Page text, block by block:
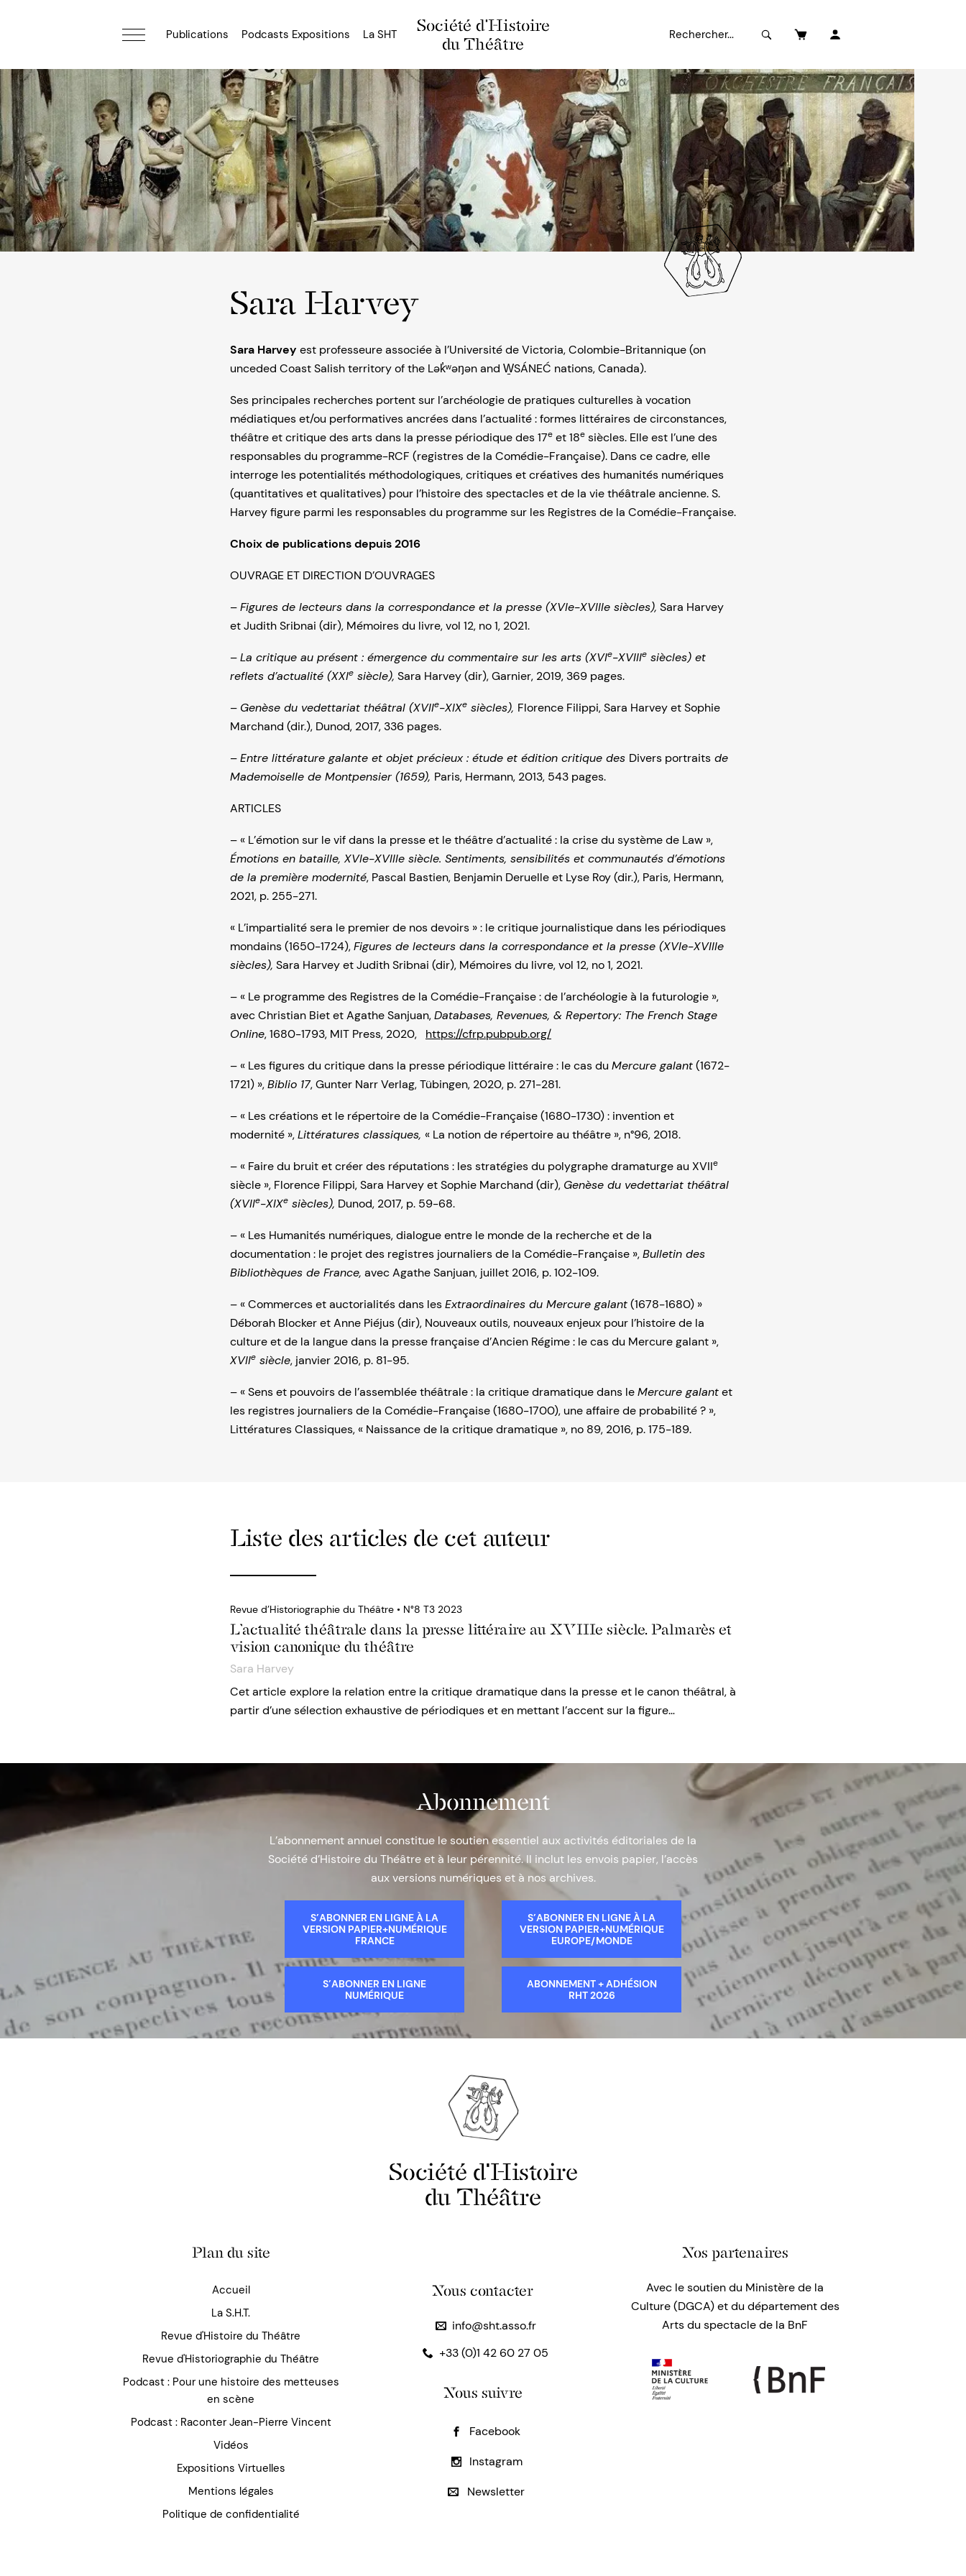
Société d'Histoire
du Théâtre
Publications Podcasts Expositions La SHT
Sara Harvey
Sara Harvey est professeure associée à l’Université de Victoria, Colombie-Britannique (on
unceded Coast Salish territory of the Lək̓ʷəŋən and W̱SÁNEĆ nations, Canada).
Ses principales recherches portent sur l’archéologie de pratiques culturelles à vocation
médiatiques et/ou performatives ancrées dans l’actualité : formes littéraires de circonstances,
théâtre et critique des arts dans la presse périodique des 17e et 18e siècles. Elle est l’une des
responsables du programme-RCF (registres de la Comédie-Française). Dans ce cadre, elle
interroge les potentialités méthodologiques, critiques et créatives des humanités numériques
(quantitatives et qualitatives) pour l’histoire des spectacles et de la vie théâtrale ancienne. S.
Harvey figure parmi les responsables du programme sur les Registres de la Comédie-Française.
Choix de publications depuis 2016
OUVRAGE ET DIRECTION D’OUVRAGES
–Figures de lecteurs dans la correspondance et la presse (XVIe-XVIIIe siècles), Sara Harvey
et Judith Sribnai (dir), Mémoires du livre, vol 12, no 1, 2021.
–La critique au présent : émergence du commentaire sur les arts (XVIe-XVIIIe siècles) et
reflets d’actualité (XXIe siècle), Sara Harvey (dir), Garnier, 2019, 369 pages.
– Genèse du vedettariat théâtral (XVIIe-XIXe siècles), Florence Filippi, Sara Harvey et Sophie
Marchand (dir.), Dunod, 2017, 336 pages.
–Entre littérature galante et objet précieux : étude et édition critique des Divers portraits de
Mademoiselle de Montpensier (1659), Paris, Hermann, 2013, 543 pages.
ARTICLES
– « L’émotion sur le vif dans la presse et le théâtre d’actualité : la crise du système de Law »,
Émotions en bataille, XVIe-XVIIIe siècle. Sentiments, sensibilités et communautés d’émotions
de la première modernité, Pascal Bastien, Benjamin Deruelle et Lyse Roy (dir.), Paris, Hermann,
2021, p. 255-271.
« L’impartialité sera le premier de nos devoirs » : le critique journalistique dans les périodiques
mondains (1650-1724),Figures de lecteurs dans la correspondance et la presse (XVIe-XVIIIe
siècles), Sara Harvey et Judith Sribnai (dir), Mémoires du livre, vol 12, no 1, 2021.
– « Le programme des Registres de la Comédie-Française : de l’archéologie à la futurologie »,
avec Christian Biet et Agathe Sanjuan,Databases, Revenues, & Repertory: The French Stage
Online, 1680-1793, MIT Press, 2020, https://cfrp.pubpub.org/
– « Les figures du critique dans la presse périodique littéraire : le cas du Mercure galant(1672-
1721) »,Biblio 17, Gunter Narr Verlag, Tübingen, 2020, p. 271-281.
– « Les créations et le répertoire de la Comédie-Française (1680-1730) : invention et
modernité »,Littératures classiques, « La notion de répertoire au théâtre », n°96, 2018.
– « Faire du bruit et créer des réputations : les stratégies du polygraphe dramaturge au XVIIe
siècle », Florence Filippi, Sara Harvey et Sophie Marchand (dir), Genèse du vedettariat théâtral
(XVIIe-XIXe siècles), Dunod, 2017, p. 59-68.
– « Les Humanités numériques, dialogue entre le monde de la recherche et de la
documentation : le projet des registres journaliers de la Comédie-Française »,Bulletin des
Bibliothèques de France, avec Agathe Sanjuan, juillet 2016, p. 102-109.
– « Commerces et auctorialités dans lesExtraordinaires du Mercure galant(1678-1680) »
Déborah Blocker et Anne Piéjus (dir), Nouveaux outils, nouveaux enjeux pour l’histoire de la
culture et de la langue dans la presse française d’Ancien Régime : le cas du Mercure galant »,
XVIIe siècle, janvier 2016, p. 81-95.
– « Sens et pouvoirs de l’assemblée théâtrale : la critique dramatique dans leMercure galantet
les registres journaliers de la Comédie-Française (1680-1700), une affaire de probabilité ? »,
Littératures Classiques, « Naissance de la critique dramatique », no 89, 2016, p. 175-189.
Liste des articles de cet auteur
Revue d’Historiographie du Théâtre • N°8 T3 2023
L’actualité théâtrale dans la presse littéraire au XVIIIe siècle. Palmarès et
vision canonique du théâtre
Sara Harvey
Cet article explore la relation entre la critique dramatique dans la presse et le canon théâtral, à
partir d’une sélection exhaustive de périodiques et en mettant l’accent sur la figure…
Abonnement
L’abonnement annuel constitue le soutien essentiel aux activités éditoriales de la
Société d’Histoire du Théâtre et à leur pérennité. Il inclut les envois papier, l’accès
aux versions numériques et à nos archives.
S’ABONNER EN LIGNE À LA
VERSION PAPIER+NUMÉRIQUE
FRANCE
S’ABONNER EN LIGNE À LA
VERSION PAPIER+NUMÉRIQUE
EUROPE/MONDE
S’ABONNER EN LIGNE
NUMÉRIQUE
ABONNEMENT + ADHÉSION
RHT 2026
Société d'Histoire
du Théâtre
Plan du site
Accueil
La S.H.T.
Revue d'Histoire du Théâtre
Revue d'Historiographie du Théâtre
Podcast : Pour une histoire des metteuses
en scène
Podcast : Raconter Jean-Pierre Vincent
Vidéos
Expositions Virtuelles
Mentions légales
Politique de confidentialité
Nous contacter
info@sht.asso.fr
+33 (0)1 42 60 27 05
Nous suivre
Facebook
Instagram
Newsletter
Nos partenaires
Avec le soutien du Ministère de la
Culture (DGCA) et du département des
Arts du spectacle de la BnF